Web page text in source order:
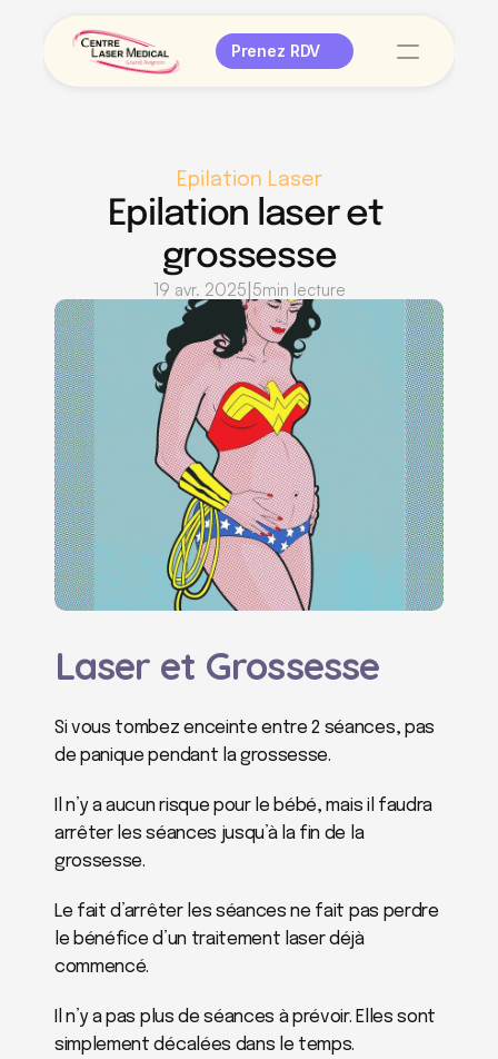
Prenez RDV
Epilation Laser
Epilation laser et
grossesse
19 avr. 2025|5min lecture
Laser et Grossesse
Si vous tombez enceinte entre 2 séances, pas
de panique pendant la grossesse.
Il n’y a aucun risque pour le bébé, mais il faudra
arrêter les séances jusqu’à la fin de la
grossesse.
Le fait d’arrêter les séances ne fait pas perdre
le bénéfice d’un traitement laser déjà
commencé.
Il n’y a pas plus de séances à prévoir. Elles sont
simplement décalées dans le temps.